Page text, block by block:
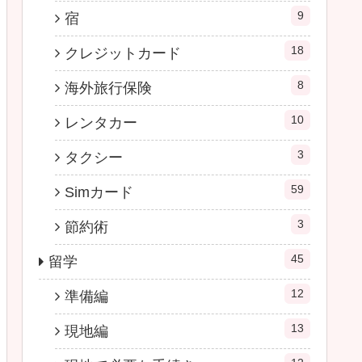
宿 9
クレジットカード 18
海外旅行保険 8
レンタカー 10
タクシー 3
Simカード 59
節約術 3
留学 45
準備編 12
現地編 13